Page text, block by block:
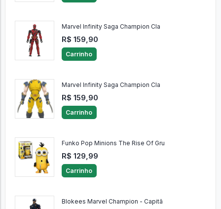
Marvel Infinity Saga Champion Cla
R$ 159,90
Carrinho
Marvel Infinity Saga Champion Cla
R$ 159,90
Carrinho
Funko Pop Minions The Rise Of Gru
R$ 129,99
Carrinho
Blokees Marvel Champion - Capitã